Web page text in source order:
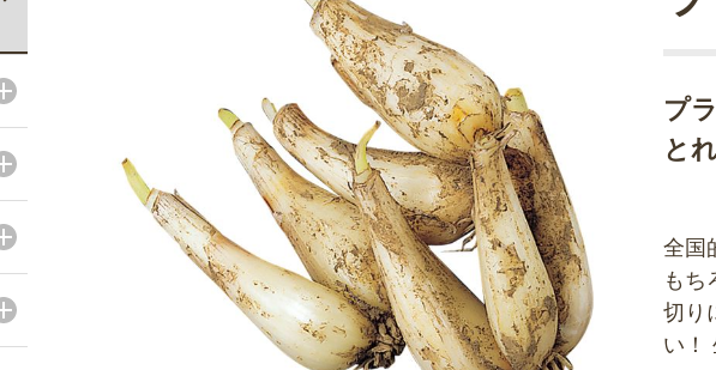
プ
と
全国
もち
切り
い！